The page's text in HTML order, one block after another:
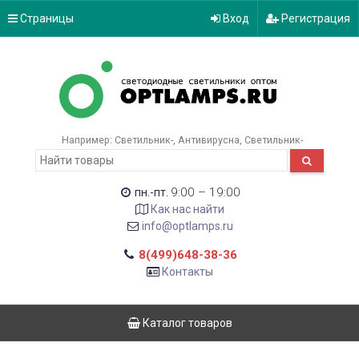
Страницы Вход Регистрация
Например: Светильник- Антивирусна Светильник-
пн.-пт. 9:00 – 19:00
Как нас найти
info@optlamps.ru
8(499)648-38-36
Контакты
Каталог товаров